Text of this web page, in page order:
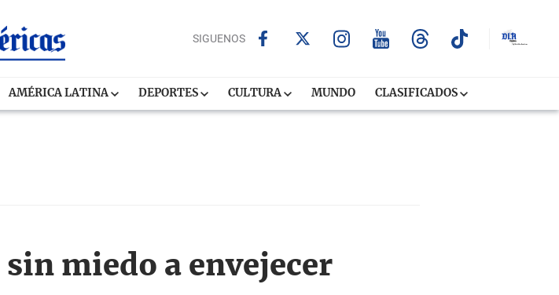
SIGUENOS
AMÉRICA LATINA DEPORTES CULTURA MUNDO CLASIFICADOS
miedo a envejecer